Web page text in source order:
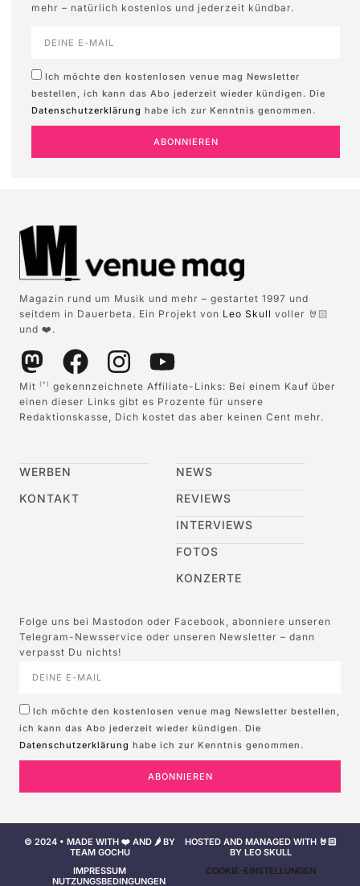
mehr – natürlich kostenlos und jederzeit kündbar.
Ich möchte den kostenlosen venue mag Newsletter
bestellen, ich kann das Abo jederzeit wieder kündigen. Die
Datenschutzerklärung habe ich zur Kenntnis genommen.
ABONNIEREN
Magazin rund um Musik und mehr – gestartet 1997 und
seitdem in Dauerbeta. Ein Projekt von Leo Skull voller 🤘🏻
und ❤️.
Mit (*)
gekennzeichnete Affiliate-Links: Bei einem Kauf über
einen dieser Links gibt es Prozente für unsere
Redaktionskasse, Dich kostet das aber keinen Cent mehr.
WERBEN
KONTAKT
NEWS
REVIEWS
INTERVIEWS
FOTOS
KONZERTE
Folge uns bei Mastodon oder Facebook, abonniere unseren
Telegram-Newsservice oder unseren Newsletter – dann
verpasst Du nichts!
Ich möchte den kostenlosen venue mag Newsletter bestellen,
ich kann das Abo jederzeit wieder kündigen. Die
Datenschutzerklärung habe ich zur Kenntnis genommen.
ABONNIEREN
© 2024 • MADE WITH ❤️ AND 🌶️ BY
TEAM GOCHU
HOSTED AND MANAGED WITH 🤘🏻
BY LEO SKULL
IMPRESSUM
NUTZUNGSBEDINGUNGEN
COOKIE-EINSTELLUNGEN